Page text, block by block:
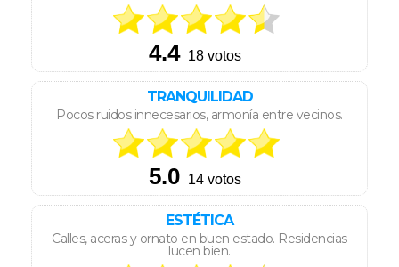
TRANQUILIDAD
Pocos ruidos innecesarios, armonía entre vecinos.
ESTÉTICA
Calles, aceras y ornato en buen estado. Residencias
lucen bien.